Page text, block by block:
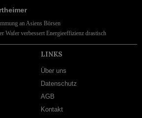
an Asiens Börsen
Wafer verbessert Energieeffizienz drastisch
LINKS
Über uns
Datenschutz
AGB
Kontakt